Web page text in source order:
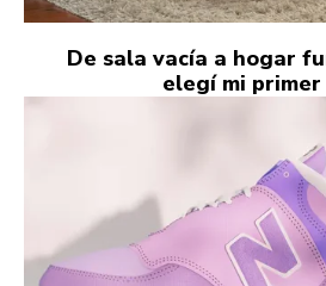
De sala vacía a hogar
elegí mi